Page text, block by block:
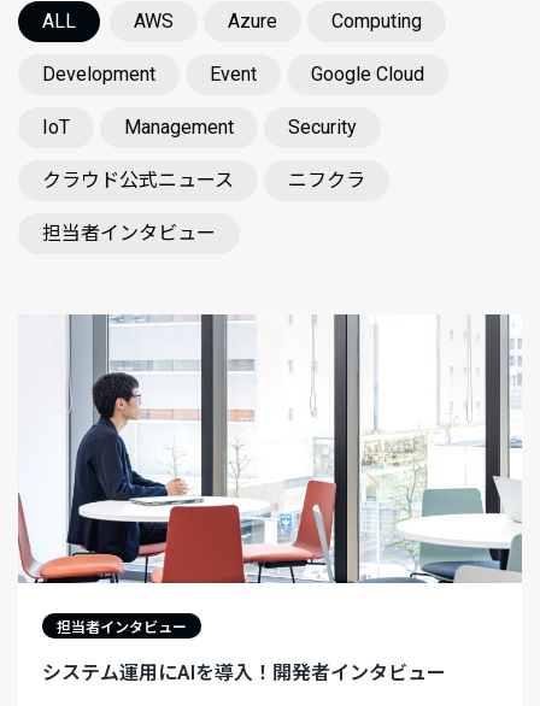
ALL AWS Azure Computing
Development Event Google Cloud
IoT Management Security
クラウド公式ニュース ニフクラ
担当者インタビュー
担当者インタビュー
システム運用にAIを導入！開発者インタビュー